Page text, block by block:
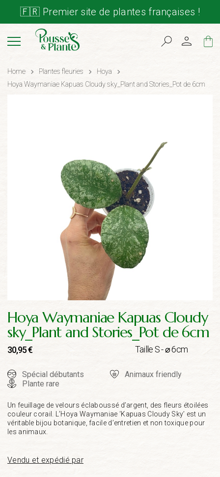
🇫🇷 Premier site de plantes françaises !
Cart
Home Plantes fleuries
Hoya
Hoya Waymaniae Kapuas Cloudy sky_Plant and Stories_Pot de 6cm
Hoya Waymaniae Kapuas Cloudy
sky_Plant and Stories_Pot de 6cm
30,95€ Taille S - ⌀ 6cm
Spécial débutants
Animaux friendly
Plante rare
Un feuillage de velours éclaboussé d’argent, des fleurs étoilées
couleur corail. L’Hoya Waymaniae ‘Kapuas Cloudy Sky’ est un
véritable bijou botanique, facile d’entretien et non toxique pour
les animaux.
Vendu et expédié par